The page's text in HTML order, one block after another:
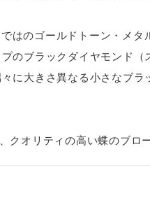
はのゴールドトーン・メタ
のブラックダイヤモンド
に大きさ異なる小さなブ
クオリティの高い蝶のブロ